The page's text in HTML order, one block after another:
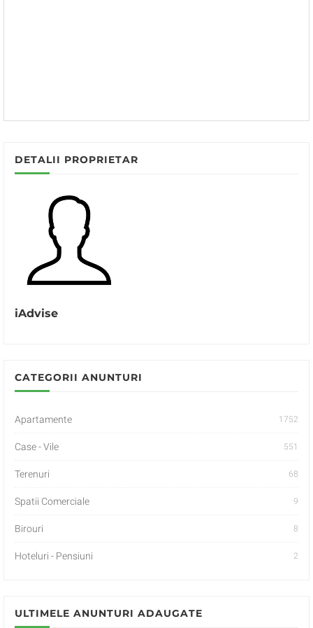
DETALII PROPRIETAR
iAdvise
CATEGORII ANUNTURI
Apartamente 1752
Case - Vile 551
Terenuri 68
Spatii Comerciale 9
Birouri 8
Hoteluri - Pensiuni 2
ULTIMELE ANUNTURI ADAUGATE